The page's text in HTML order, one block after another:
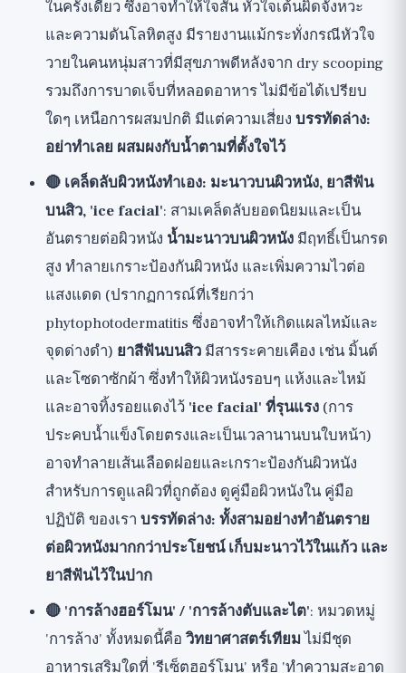
ในครั้งเดียว ซึ่งอาจทำให้ใจสั่น หัวใจเต้นผิดจังหวะ
และความดันโลหิตสูง มีรายงานแม้กระทั่งกรณีหัวใจ
วายในคนหนุ่มสาวที่มีสุขภาพดีหลังจาก dry scooping
รวมถึงการบาดเจ็บที่หลอดอาหาร ไม่มีข้อได้เปรียบ
ใดๆ เหนือการผสมปกติ มีแต่ความเสี่ยง บรรทัดล่าง:
อย่าทำเลย ผสมผงกับน้ำตามที่ตั้งใจไว้
🔴 เคล็ดลับผิวหนังทำเอง: มะนาวบนผิวหนัง, ยาสีฟัน
บนสิว, 'ice facial': สามเคล็ดลับยอดนิยมและเป็น
อันตรายต่อผิวหนัง น้ำมะนาวบนผิวหนัง มีฤทธิ์เป็นกรด
สูง ทำลายเกราะป้องกันผิวหนัง และเพิ่มความไวต่อ
แสงแดด (ปรากฏการณ์ที่เรียกว่า
phytophotodermatitis ซึ่งอาจทำให้เกิดแผลไหม้และ
จุดด่างดำ) ยาสีฟันบนสิว มีสารระคายเคือง เช่น มิ้นต์
และโซดาซักผ้า ซึ่งทำให้ผิวหนังรอบๆ แห้งและไหม้
และอาจทิ้งรอยแดงไว้ 'ice facial' ที่รุนแรง (การ
ประคบน้ำแข็งโดยตรงและเป็นเวลานานบนใบหน้า)
อาจทำลายเส้นเลือดฝอยและเกราะป้องกันผิวหนัง
สำหรับการดูแลผิวที่ถูกต้อง ดูคู่มือผิวหนังใน คู่มือ
ปฏิบัติ ของเรา บรรทัดล่าง: ทั้งสามอย่างทำอันตราย
ต่อผิวหนังมากกว่าประโยชน์ เก็บมะนาวไว้ในแก้ว และ
ยาสีฟันไว้ในปาก
🔴 'การล้างฮอร์โมน' / 'การล้างตับและไต': หมวดหมู่
'การล้าง' ทั้งหมดนี้คือวิทยาศาสตร์เทียมไม่มีชุด
อาหารเสริมใดที่ 'รีเซ็ตฮอร์โมน' หรือ 'ทำความสะอาด